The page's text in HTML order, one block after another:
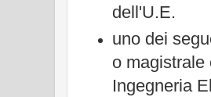
dell'U.E.
uno dei
o magistrale
Ingegneria